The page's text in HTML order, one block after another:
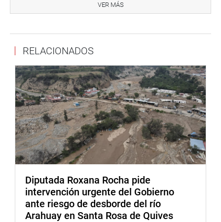
exigiendo que se ejecute con transparencia, eficiencia y
VER MÁS
RELACIONADOS
Diputada Roxana Rocha pide
intervención urgente del Gobierno
ante riesgo de desborde del río
Arahuay en Santa Rosa de Quives